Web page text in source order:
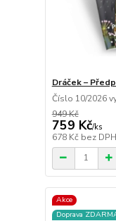
Dráček –
Číslo 10/2026
949 Kč
759 Kč/ks
678 Kč bez DPH
Akce
Doprava